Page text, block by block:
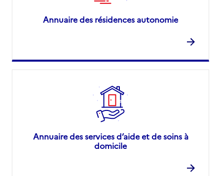
Annuaire des résidences autonomie
Annuaire des services d’aide et de soins à
domicile